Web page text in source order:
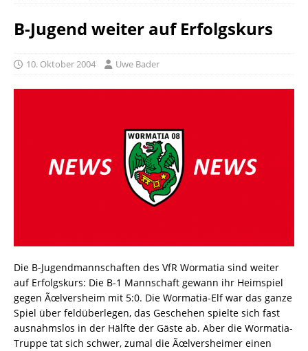
B-Jugend weiter auf Erfolgskurs
10. Oktober 2004 Uwe Bader
Die B-Jugendmannschaften des VfR Wormatia sind weiter
auf Erfolgskurs: Die B-1 Mannschaft gewann ihr Heimspiel
gegen Ãœlversheim mit 5:0. Die Wormatia-Elf war das ganze
Spiel über feldüberlegen, das Geschehen spielte sich fast
ausnahmslos in der Hälfte der Gäste ab. Aber die Wormatia-
Truppe tat sich schwer, zumal die Ãœlversheimer einen